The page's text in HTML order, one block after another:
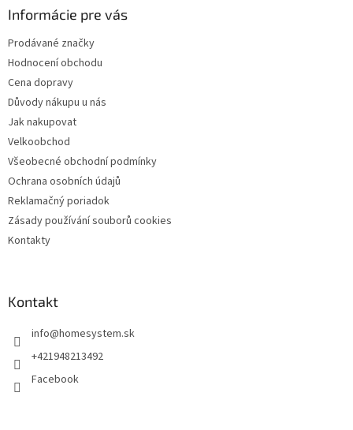
Informácie pre vás
Prodávané značky
Hodnocení obchodu
Cena dopravy
Důvody nákupu u nás
Jak nakupovat
Velkoobchod
Všeobecné obchodní podmínky
Ochrana osobních údajů
Reklamačný poriadok
Zásady používání souborů cookies
Kontakty
Kontakt
info@homesystem.sk
+421948213492
Facebook